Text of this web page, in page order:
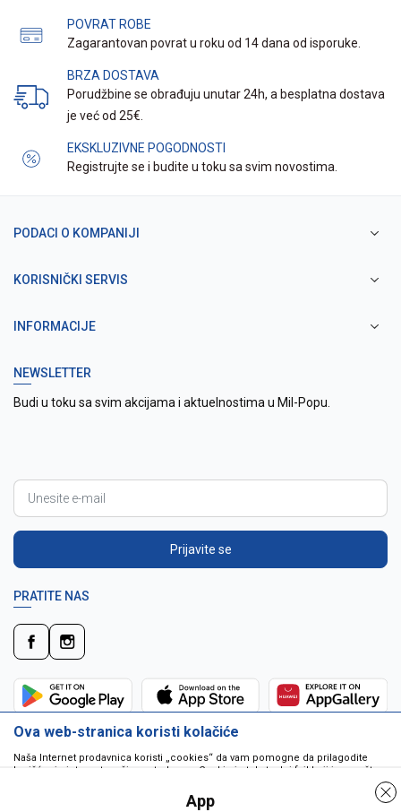
POVRAT ROBE
Zagarantovan povrat u roku od 14 dana od isporuke.
BRZA DOSTAVA
Porudžbine se obrađuju unutar 24h, a besplatna dostava
je već od 25€.
EKSKLUZIVNE POGODNOSTI
Registrujte se i budite u toku sa svim novostima.
PODACI O KOMPANIJI
KORISNIČKI SERVIS
INFORMACIJE
NEWSLETTER
Budi u toku sa svim akcijama i aktuelnostima u Mil-Popu.
Prijavite se
PRATITE NAS
Ova web-stranica koristi kolačiće
Naša Internet prodavnica koristi „cookies“ da vam pomogne da prilagodite
korišćenje interneta vašim potrebama. Cookie je tekstualni fajl koji je smešten
da pokrenu program ili da isporuče virus vašem računaru. Cookie-i su
jedinstveno dodeljeni vama, i jedino mogu biti pročitani od strane web servera
App